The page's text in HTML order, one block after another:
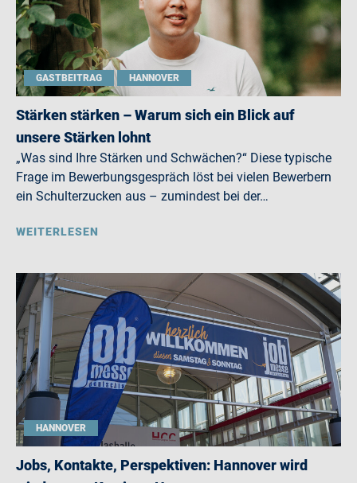
GASTBEITRAG HANNOVER
Stärken stärken – Warum sich ein Blick auf
unsere Stärken lohnt
„Was sind Ihre Stärken und Schwächen?“ Diese typische
Frage im Bewerbungsgespräch löst bei vielen Bewerbern
ein Schulterzucken aus – zumindest bei der…
WEITERLESEN
HANNOVER
Jobs, Kontakte, Perspektiven: Hannover wird